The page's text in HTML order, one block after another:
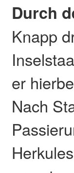
Durch
Knapp
er
Nach